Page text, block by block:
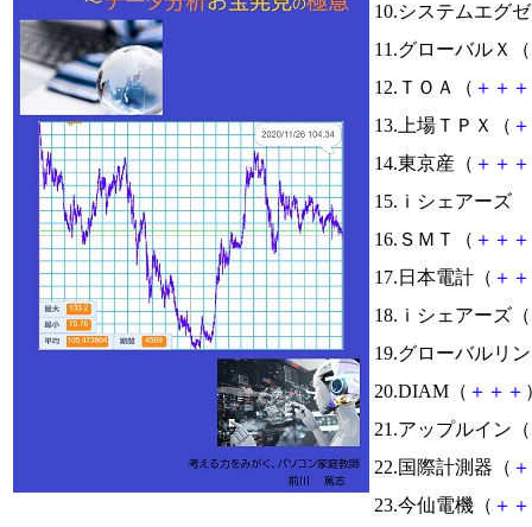
10.システムエグ
11.グローバルＸ（
12.ＴＯＡ（ ＋ ＋ ＋
13.上場ＴＰＸ（ ＋
14.東京産（ ＋ ＋ ＋
15.ｉシェアーズ
16.ＳＭＴ（ ＋ ＋ ＋
17.日本電計（ ＋ ＋
18.ｉシェアーズ（
19.グローバルリ
20.DIAM（ ＋ ＋ ＋
21.アップルイン（
22.国際計測器（ ＋
23.今仙電機（ ＋ ＋